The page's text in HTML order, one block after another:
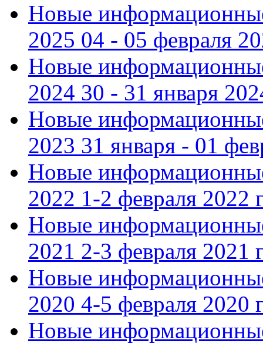
Новые
2025 04 - 05 февраля
Новые
2024 30 - 31 января
Новые
2023 31 января - 01
Новые
2022 1-2 февраля 2022
Новые
2021 2-3 февраля 2021
Новые
2020 4-5 февраля 2020
Новые